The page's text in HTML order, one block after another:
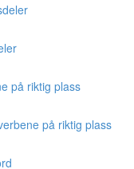
på riktig plass
på riktig plass